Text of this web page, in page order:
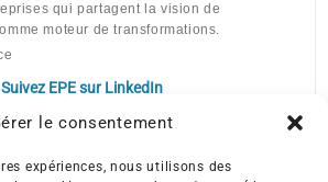
le consentement
expériences, nous utilisons des
qui partagent la vision de
moteur de transformations.
Suivez EPE sur LinkedIn